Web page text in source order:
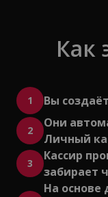
Как
1 Вы
2
Они
Личный
3
Кассир
забирает
На основе